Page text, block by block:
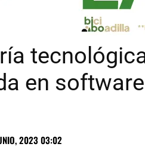
en
2023 03:02